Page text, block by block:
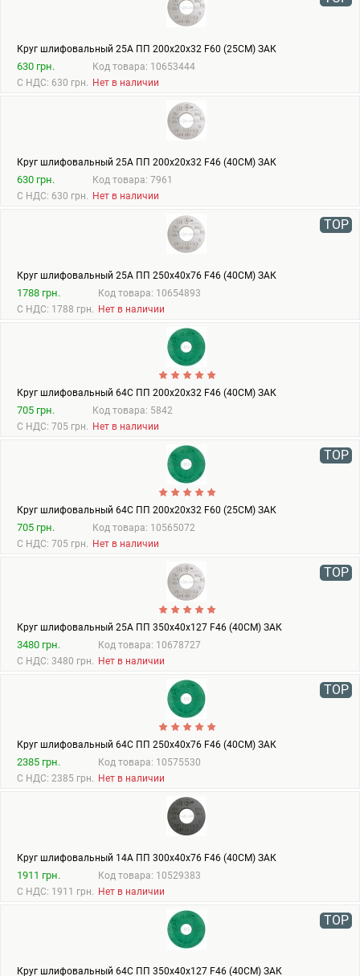
Круг шлифовальный 25А ПП 200х20х32 F60 (25СМ) ЗАК
630 грн.
С НДС: 630 грн.
Код товара: 10653444
Нет в наличии
Круг шлифовальный 25А ПП 200х20х32 F46 (40СМ) ЗАК
630 грн.
С НДС: 630 грн.
Код товара: 7961
Нет в наличии
TOP
Круг шлифовальный 25А ПП 250х40х76 F46 (40СМ) ЗАК
1788 грн.
С НДС: 1788 грн.
Код товара: 10654893
Нет в наличии
Круг шлифовальный 64С ПП 200х20х32 F46 (40СМ) ЗАК
705 грн.
С НДС: 705 грн.
Код товара: 5842
Нет в наличии
TOP
Круг шлифовальный 64С ПП 200х20х32 F60 (25СМ) ЗАК
705 грн.
С НДС: 705 грн.
Код товара: 10565072
Нет в наличии
TOP
Круг шлифовальный 25А ПП 350х40х127 F46 (40СМ) ЗАК
3480 грн.
С НДС: 3480 грн.
Код товара: 10678727
Нет в наличии
TOP
Круг шлифовальный 64С ПП 250х40х76 F46 (40СМ) ЗАК
2385 грн.
С НДС: 2385 грн.
Код товара: 10575530
Нет в наличии
Круг шлифовальный 14А ПП 300х40х76 F46 (40СМ) ЗАК
1911 грн.
С НДС: 1911 грн.
Код товара: 10529383
Нет в наличии
TOP
Круг шлифовальный 64С ПП 350х40х127 F46 (40СМ) ЗАК